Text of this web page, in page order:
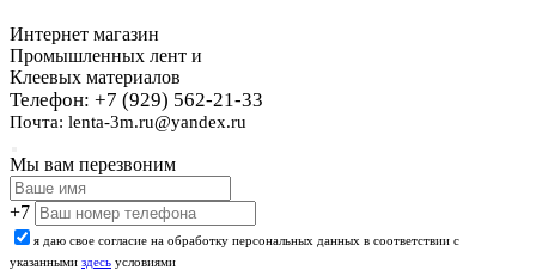
Интернет магазин
Промышленных лент и
Клеевых материалов
Телефон: +7 (929) 562-21-33
Почта: lenta-3m.ru@yandex.ru
Мы вам перезвоним
+7
я даю свое согласие на обработку персональных данных в соответствии с
указанными здесь условиями